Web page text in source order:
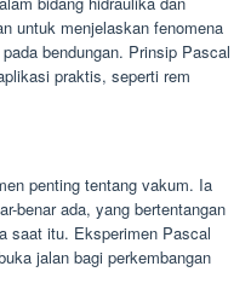
untuk menjelaskan fenomena
bendungan. Prinsip Pascal
praktis, seperti rem
penting tentang vakum. Ia
benar ada, yang bertentangan
saat itu. Eksperimen Pascal
jalan bagi perkembangan